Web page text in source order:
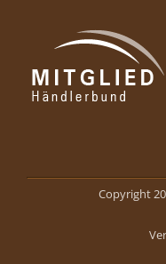
Copyright